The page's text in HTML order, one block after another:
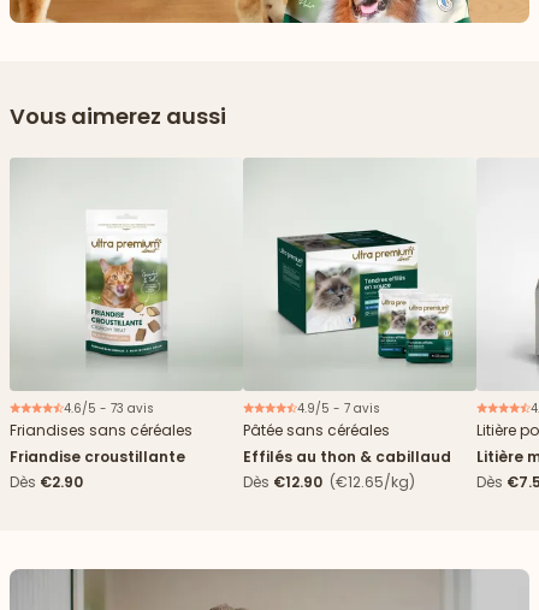
Vous aimerez aussi
4.6/5 - 73 avis
Friandises sans céréales
Friandise croustillante
Dès €2.90
4.9/5 - 7 avis
Pâtée sans céréales
Effilés au thon & cabillaud
Dès €12.90 (€12.65/kg)
Litière
Litière
Dès